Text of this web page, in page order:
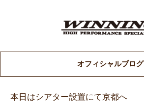
オフィシャルブログ
本日はシアター設置にて京都へ